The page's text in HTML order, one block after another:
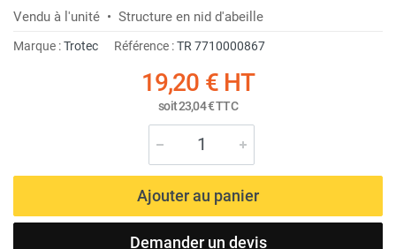
Vendu à l'unité • Structure en nid d'abeille
Marque :Trotec Référence :TR 7710000867
19,20 €HT
soit23,04 €TTC
Ajouter au panier
Demander un devis